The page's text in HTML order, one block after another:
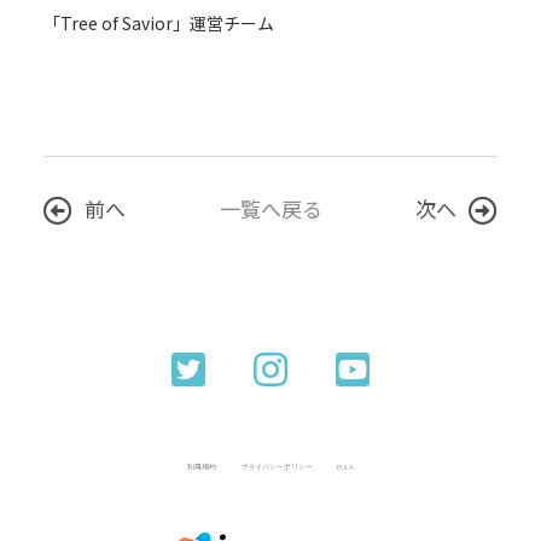
「Tree of Savior」運営チーム
前へ 一覧へ戻る 次へ
利用規約 プライバシーポリシー EULA